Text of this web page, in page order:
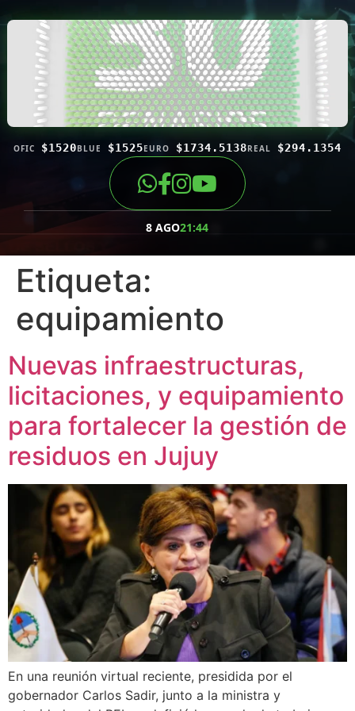
OFIC $1520BLUE $1525EURO $1734.5138REAL $294.1354
8 AGO21:44
Etiqueta:
equipamiento
Nuevas infraestructuras,
licitaciones, y equipamiento
para fortalecer la gestión de
residuos en Jujuy
En una reunión virtual reciente, presidida por el
gobernador Carlos Sadir, junto a la ministra y